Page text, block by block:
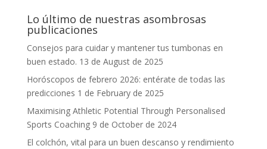
Lo último de nuestras asombrosas
publicaciones
Consejos para cuidar y mantener tus tumbonas en
buen estado. 13 de August de 2025
Horóscopos de febrero 2026: entérate de todas las
predicciones 1 de February de 2025
Maximising Athletic Potential Through Personalised
Sports Coaching 9 de October de 2024
El colchón, vital para un buen descanso y rendimiento